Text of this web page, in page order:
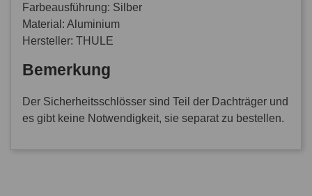
Farbeausführung: Silber
Material: Aluminium
Hersteller: THULE
Bemerkung
Der Sicherheitsschlösser sind Teil der Dachträger und
es gibt keine Notwendigkeit, sie separat zu bestellen.